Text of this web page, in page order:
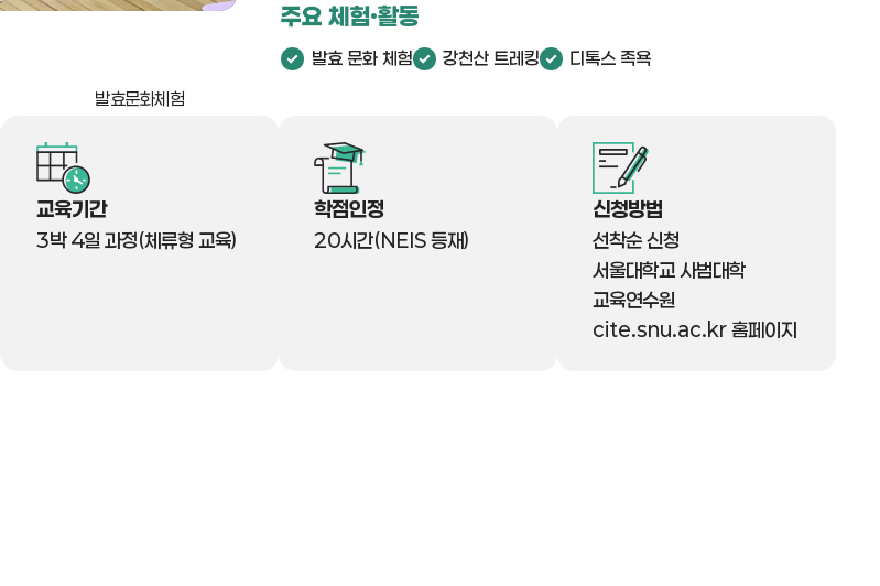
주요 체험·활동
발효 문화 체험 강천산 트레킹 디톡스 족욕
교육기간
3박 4일 과정(체류형 교육)
학점인정
20시간(NEIS 등재)
신청방법
선착순 신청
서울대학교 사범대학
교육연수원
cite.snu.ac.kr 홈페이지
발효문화체험